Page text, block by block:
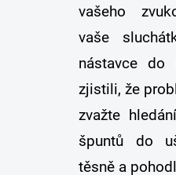
vašeho
vaše
nástavce
zjistili, že
zvažte
špuntů do
těsně a